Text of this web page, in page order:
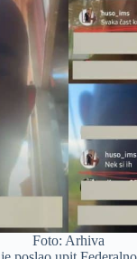
Foto: Arhiva